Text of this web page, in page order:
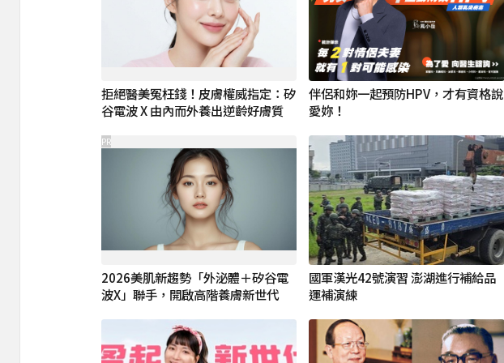
拒絕醫美冤枉錢！皮膚權威指定：矽
谷電波 X 由內而外養出逆齡好膚質
伴侶和妳一起預防HPV，才有資格說
愛妳！
2026美肌新趨勢「外泌體＋矽谷電
波X」聯手，開啟高階養膚新世代
PR
國軍漢光42號演習 澎湖進行補給品
運補演練